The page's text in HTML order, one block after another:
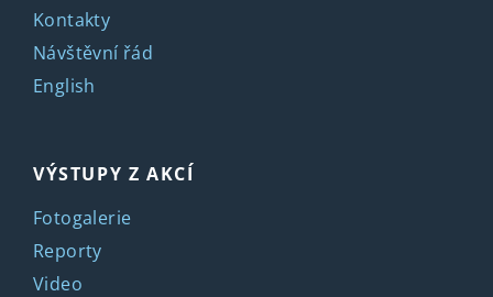
Kontakty
Návštěvní řád
English
VÝSTUPY Z AKCÍ
Fotogalerie
Reporty
Video